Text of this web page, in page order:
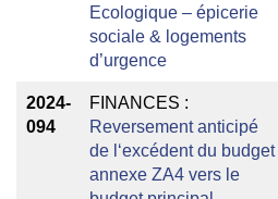
Ecologique – épicerie
sociale & logements
d’urgence
2024-
094
FINANCES :
Reversement anticipé
de l‘excédent du budget
annexe ZA4 vers le